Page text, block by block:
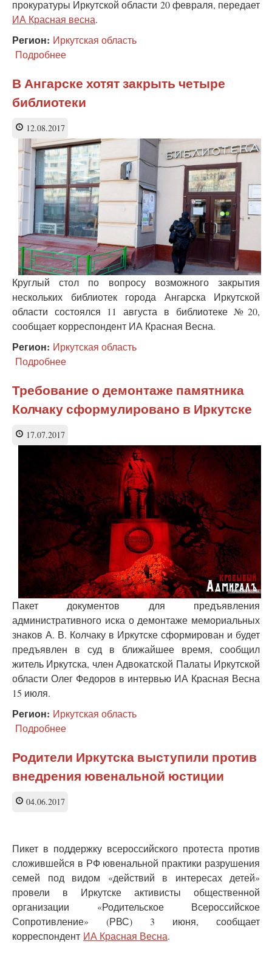
прокуратуры Иркутской области 20 февраля, передает
ИА Красная весна.
Регион: Иркутская область
Подробнее
детей
изъяли
из
района
В Ангарске хотят закрыть четыре
библиотеки
12.08.2017
Круглый стол по вопросу возможного закрытия
нескольких библиотек города Ангарска Иркутской
области состоялся 11 августа в библиотеке №20,
сообщает корреспондент ИА Красная Весна.
Регион: Иркутская область
Подробнее
Ангарске
хотят
закрыть
Требование о демонтаже памятника
Колчаку сформулировано в Иркутске
17.07.2017
Пакет документов для предъявления
административного иска о демонтаже мемориальных
знаков А. В. Колчаку в Иркутске сформирован и будет
предъявлен в суд в ближайшее время, сообщил
житель Иркутска, член Адвокатской Палаты Иркутской
области Олег Федоров в интервью ИА Красная Весна
15 июля.
Регион: Иркутская область
Подробнее
о
демонтаже
памятника
Родители Иркутска выступили против
внедрения ювенальной юстиции
04.06.2017
Пикет в поддержку всероссийского протеста против
сложившейся в РФ ювенальной практики разрушения
семей под видом «действий в интересах детей»
провели в Иркутске активисты общественной
организации «Родительское Всероссийское
Сопротивление» (РВС) 3 июня, сообщает
корреспондент ИА Красная Весна.